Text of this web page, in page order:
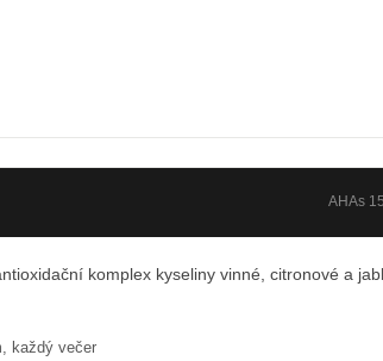
AHAs
komplex kyseliny vinné, citronové a
každý večer